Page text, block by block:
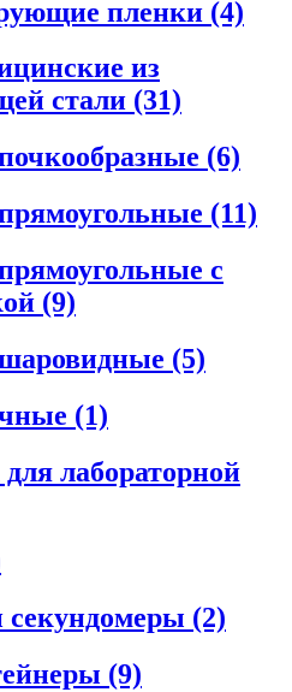
пленки (4)
из
стали (31)
(6)
(11)
с
(9)
(5)
(1)
лабораторной
(2)
(9)